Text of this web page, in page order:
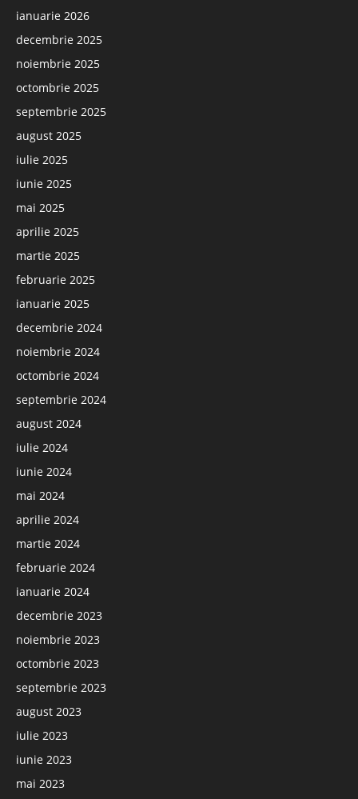
ianuarie 2026
decembrie 2025
noiembrie 2025
octombrie 2025
septembrie 2025
august 2025
iulie 2025
iunie 2025
mai 2025
aprilie 2025
martie 2025
februarie 2025
ianuarie 2025
decembrie 2024
noiembrie 2024
octombrie 2024
septembrie 2024
august 2024
iulie 2024
iunie 2024
mai 2024
aprilie 2024
martie 2024
februarie 2024
ianuarie 2024
decembrie 2023
noiembrie 2023
octombrie 2023
septembrie 2023
august 2023
iulie 2023
iunie 2023
mai 2023